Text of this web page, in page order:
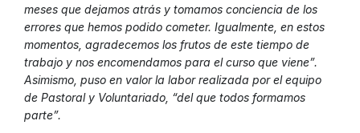
meses que dejamos atrás y tomamos conciencia de los
errores que hemos podido cometer. Igualmente, en estos
momentos, agradecemos los frutos de este tiempo de
trabajo y nos encomendamos para el curso que viene”.
Asimismo, puso en valor la labor realizada por el equipo
de Pastoral y Voluntariado, “del que todos formamos
parte”.